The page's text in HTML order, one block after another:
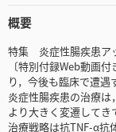
概要
特集 炎症性腸疾患ア
〔特別付録Web動画
り，今後も臨床で遭遇
炎症性腸疾患の治療
より大きく変遷して
治療戦略は抗TNF-α抗